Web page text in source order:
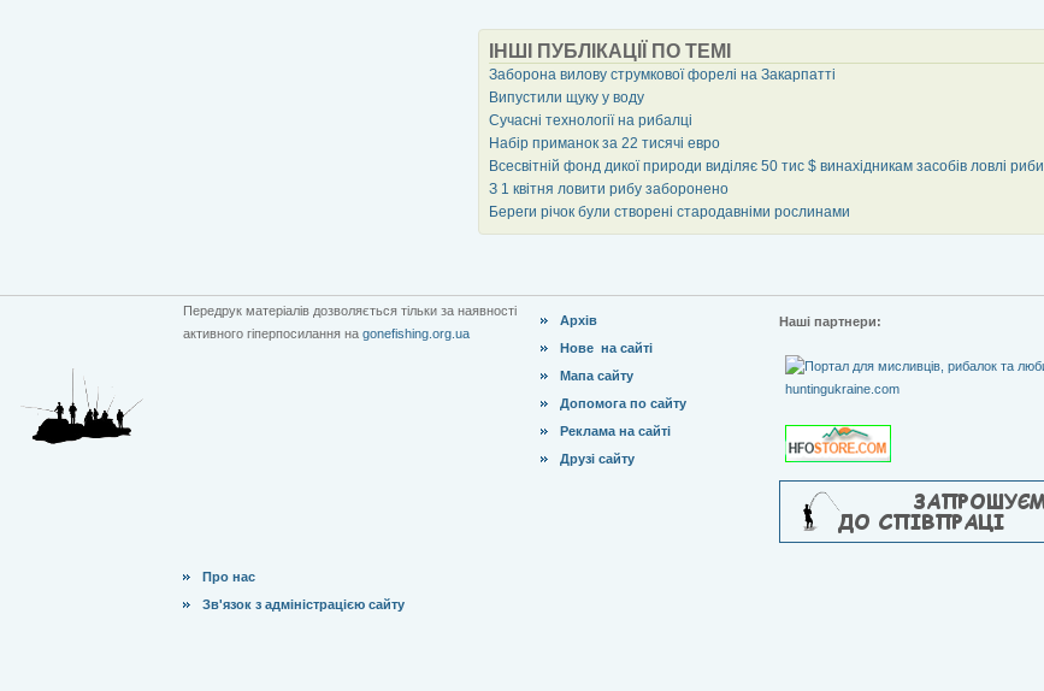
ІНШІ ПУБЛІКАЦІЇ ПО ТЕМІ
Заборона вилову струмкової форелі на Закарпатті
Випустили щуку у воду
Сучасні технології на рибалці
Набір приманок за 22 тисячі евро
Всесвітній фонд дикої природи виділяє 50 тис $ винахідникам засобів ловлі риби
З 1 квітня ловити рибу заборонено
Береги річок були створені стародавніми рослинами
Передрук матеріалів дозволяється тільки за наявності
активного гіперпосилання на gonefishing.org.ua
Архів
Нове на сайті
Мапа сайту
Допомога по сайту
Реклама на сайті
Друзі сайту
Наші партнери:
Про нас
Зв'язок з адміністрацією сайту